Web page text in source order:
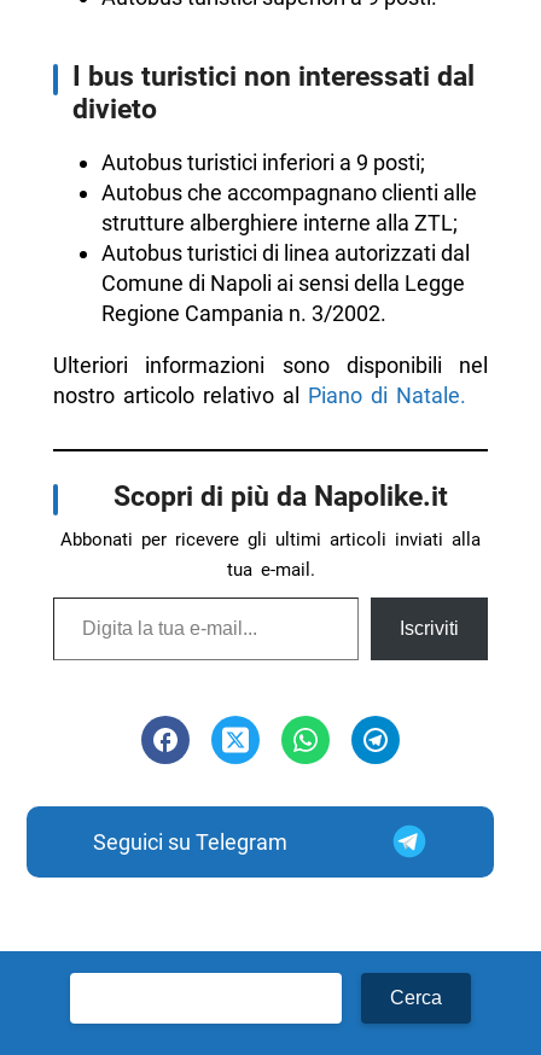
I bus turistici non interessati dal
divieto
Autobus turistici inferiori a 9 posti;
Autobus che accompagnano clienti alle
strutture alberghiere interne alla ZTL;
Autobus turistici di linea autorizzati dal
Comune di Napoli ai sensi della Legge
Regione Campania n. 3/2002.
Ulteriori informazioni sono disponibili nel
nostro articolo relativo al Piano di Natale.
Scopri di più da Napolike.it
Abbonati per ricevere gli ultimi articoli inviati alla
tua e-mail.
Digita la tua e-mail...
Iscriviti
Seguici su Telegram
per: